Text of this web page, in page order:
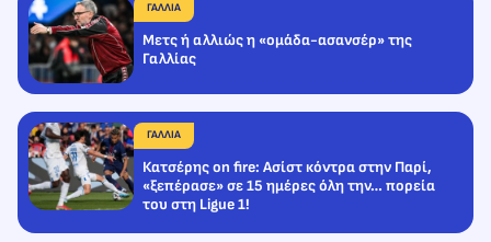
ΓΑΛΛΙΑ
Mετς ή αλλιώς η «ομάδα-ασανσέρ» της
Γαλλίας
ΓΑΛΛΙΑ
Κατσέρης on fire: Ασίστ κόντρα στην Παρί,
«ξεπέρασε» σε 15 ημέρες όλη την… πορεία
του στη Ligue 1!